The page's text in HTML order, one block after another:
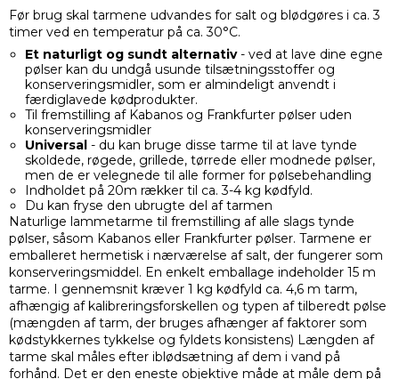
Før brug skal tarmene udvandes for salt og blødgøres i ca. 3
timer ved en temperatur på ca. 30°C.
Et naturligt og sundt alternativ- ved at lave dine egne
pølser kan du undgå usunde tilsætningsstoffer og
konserveringsmidler, som er almindeligt anvendt i
færdiglavede kødprodukter.
Til fremstilling af Kabanos og Frankfurter pølser uden
konserveringsmidler
Universal- du kan bruge disse tarme til at lave tynde
skoldede, røgede, grillede, tørrede eller modnede pølser,
men de er velegnede til alle former for pølsebehandling
Indholdet på 20m rækker til ca. 3-4 kg kødfyld.
Du kan fryse den ubrugte del af tarmen
Naturlige lammetarme til fremstilling af alle slags tynde
pølser, såsom Kabanos eller Frankfurter pølser. Tarmene er
emballeret hermetisk i nærværelse af salt, der fungerer som
konserveringsmiddel. En enkelt emballage indeholder 15 m
tarme. I gennemsnit kræver 1 kg kødfyld ca. 4,6 m tarm,
afhængig af kalibreringsforskellen og typen af ​​tilberedt pølse
(mængden af ​​tarm, der bruges afhænger af faktorer som
kødstykkernes tykkelse og fyldets konsistens) Længden af
tarme skal måles efter iblødsætning af dem i vand på
forhånd. Det er den eneste objektive måde at måle dem på